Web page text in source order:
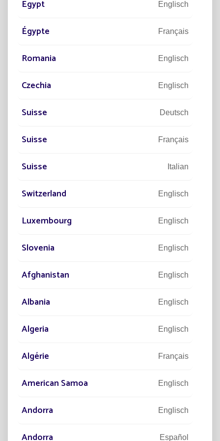
169 SOLARBETRIEBENE
STRASSENLATERNEN FÜR DEN P
ARKPLATZ VON CARREFOUR IN
PORTET-SUR-GARONNE
Egypt Englisch
Égypte Français
Romania Englisch
Czechia Englisch
Suisse Deutsch
Suisse Français
Suisse Italian
Switzerland Englisch
Luxembourg Englisch
Slovenia Englisch
Afghanistan Englisch
Albania Englisch
Algeria Englisch
Algérie Français
American Samoa Englisch
Andorra Englisch
Andorra Español